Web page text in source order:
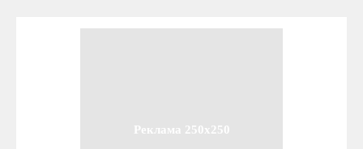
Реклама 250x250